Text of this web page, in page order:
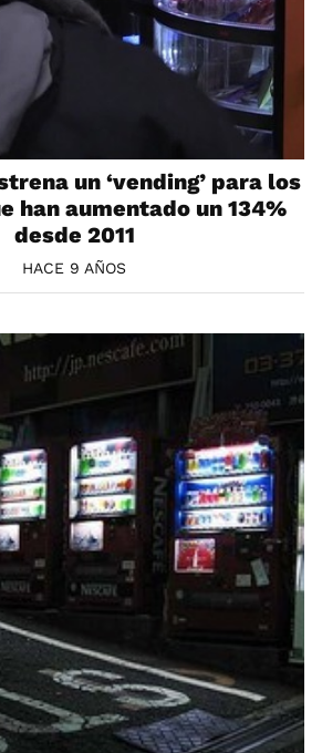
un ‘vending’ para los
han aumentado un 134%
desde 2011
HACE 9 AÑOS